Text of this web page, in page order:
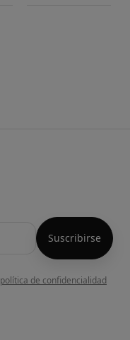
política de confidencialidad